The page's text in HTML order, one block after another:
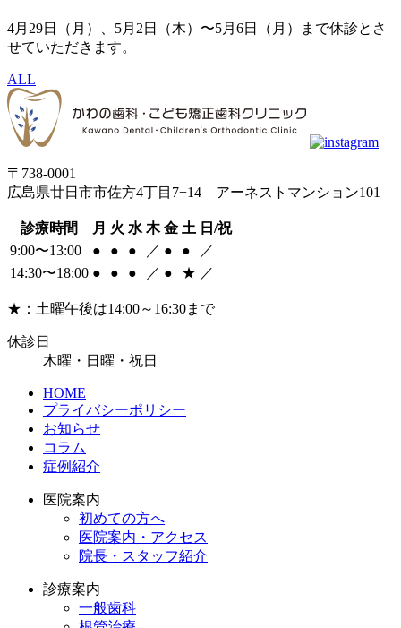
4月29日（月）、5月2日（木）〜5月6日（月）まで休診とさ
せていただきます。
ALL
〒738-0001
広島県廿日市市佐方4丁目7−14 アーネストマンション101
診療時間 月 火 水 木 金 土 日/祝
9:00〜13:00
● ● ● ／ ● ●
／
14:30〜18:00 ● ● ● ／ ● ★ ／
★：土曜午後は14:00～16:30まで
休診日
木曜・日曜・祝日
HOME
プライバシーポリシー
お知らせ
コラム
症例紹介
医院案内
初めての方へ
医院案内・アクセス
院長・スタッフ紹介
診療案内
一般歯科